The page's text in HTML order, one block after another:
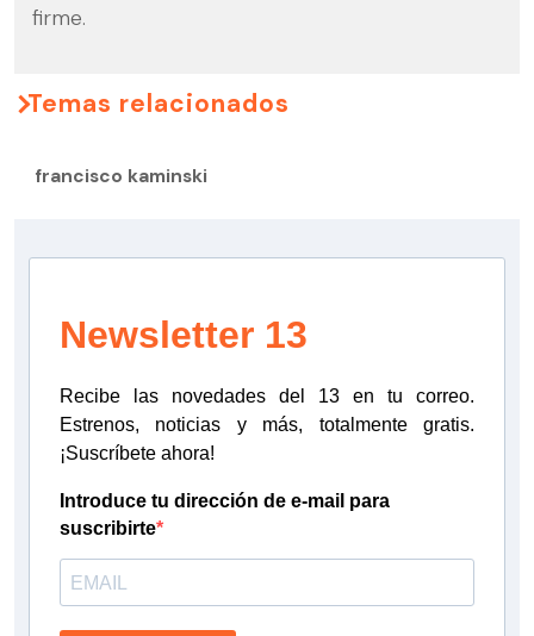
firme.
Temas relacionados
francisco kaminski
Newsletter 13
Recibe las novedades del 13 en tu correo.
Estrenos, noticias y más, totalmente gratis.
¡Suscríbete ahora!
Introduce tu dirección de e-mail para
suscribirte